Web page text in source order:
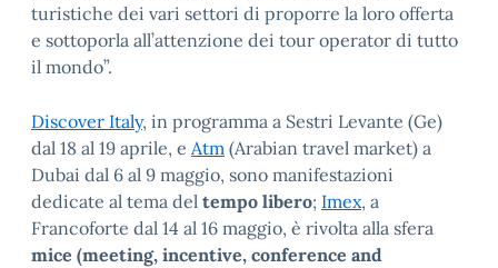
turistiche dei vari settori di proporre la loro offerta
e sottoporla all’attenzione dei tour operator di tutto
il mondo”.
Discover Italy, in programma a Sestri Levante (Ge)
dal 18 al 19 aprile, e Atm (Arabian travel market) a
Dubai dal 6 al 9 maggio, sono manifestazioni
dedicate al tema del tempo libero; Imex, a
Francoforte dal 14 al 16 maggio, è rivolta alla sfera
mice (meeting, incentive, conference and